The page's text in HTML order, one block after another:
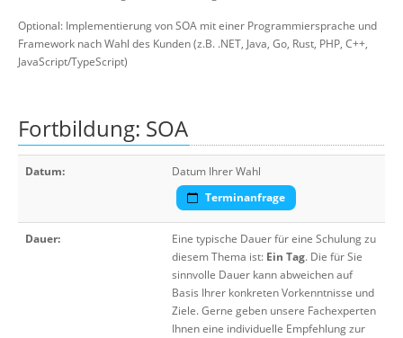
Optional: Implementierung von SOA mit einer Programmiersprache und
Framework nach Wahl des Kunden (z.B. .NET, Java, Go, Rust, PHP, C++,
JavaScript/TypeScript)
Fortbildung: SOA
Datum:
Datum Ihrer Wahl
Terminanfrage
Dauer:
Eine typische Dauer für eine Schulung zu
diesem Thema ist: Ein Tag. Die für Sie
sinnvolle Dauer kann abweichen auf
Basis Ihrer konkreten Vorkenntnisse und
Ziele. Gerne geben unsere Fachexperten
Ihnen eine individuelle Empfehlung zur